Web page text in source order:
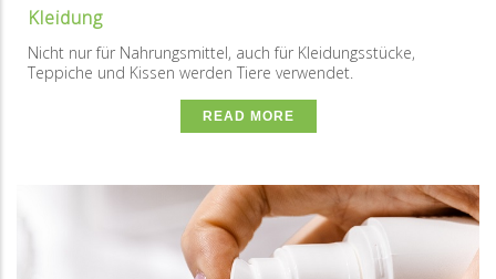
Kleidung
Nicht nur für Nahrungsmittel, auch für Kleidungsstücke,
Teppiche und Kissen werden Tiere verwendet.
READ MORE